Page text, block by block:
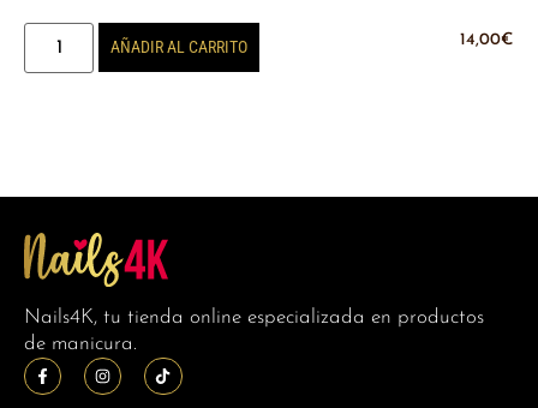
14,00€
AÑADIR AL CARRITO
Nails4K, tu tienda online especializada en productos
de manicura.